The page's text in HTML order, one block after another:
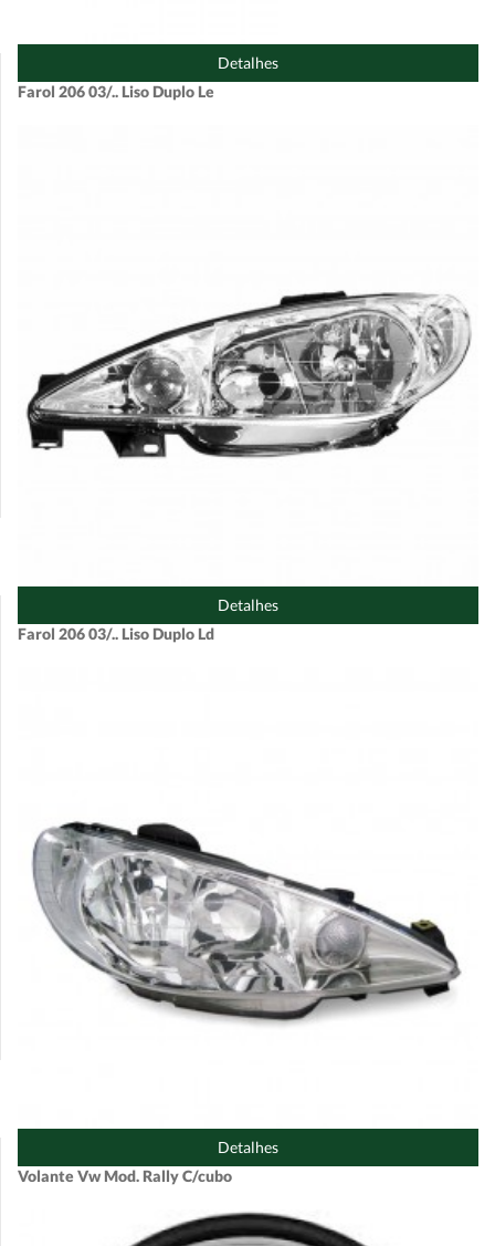
Detalhes
Farol 206 03/.. Liso Duplo Le
Detalhes
Farol 206 03/.. Liso Duplo Ld
Detalhes
Volante Vw Mod. Rally C/cubo